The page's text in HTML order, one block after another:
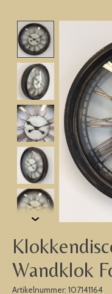
Wandklok
Artikelnummer: 107141164